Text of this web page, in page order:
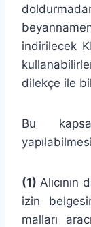
indirilecek
dilekçe ile
Bu
(1)
izin
malları